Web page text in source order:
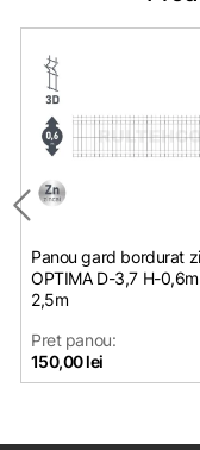
Panou gard bordurat
OPTIMA D-3,7 H-
2,5m
Pret panou:
150,00 lei